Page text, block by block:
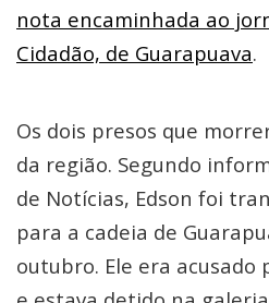
nota encaminhada ao
Cidadão, de Guarapuava.
Os dois presos que
da região. Segundo
de Notícias, Edson foi
para a cadeia de
outubro. Ele era acusado